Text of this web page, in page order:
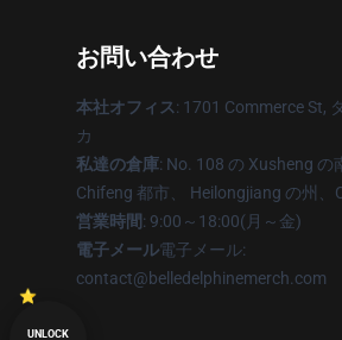
お問い合わせ
本社オフィス: 1701 Commerce St,
カ
私達の倉庫: No. 108 の Xusheng の
Chifeng 都市、 Heilongjiang の州、
営業時間: 9:00～18:00(月～金)
電子メール電子メール:
contact@belledelphinemerch.com
UNLOCK